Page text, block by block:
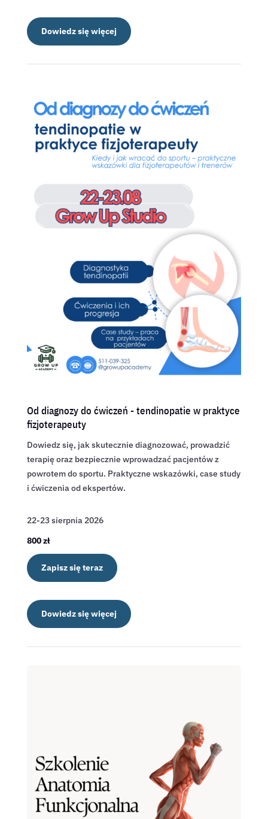
Dowiedz się więcej
Od diagnozy do ćwiczeń - tendinopatie w praktyce
fizjoterapeuty
Dowiedz się, jak skutecznie diagnozować, prowadzić
terapię oraz bezpiecznie wprowadzać pacjentów z
powrotem do sportu. Praktyczne wskazówki, case study
i ćwiczenia od ekspertów.
22-23 sierpnia 2026
800 zł
Zapisz się teraz
Dowiedz się więcej